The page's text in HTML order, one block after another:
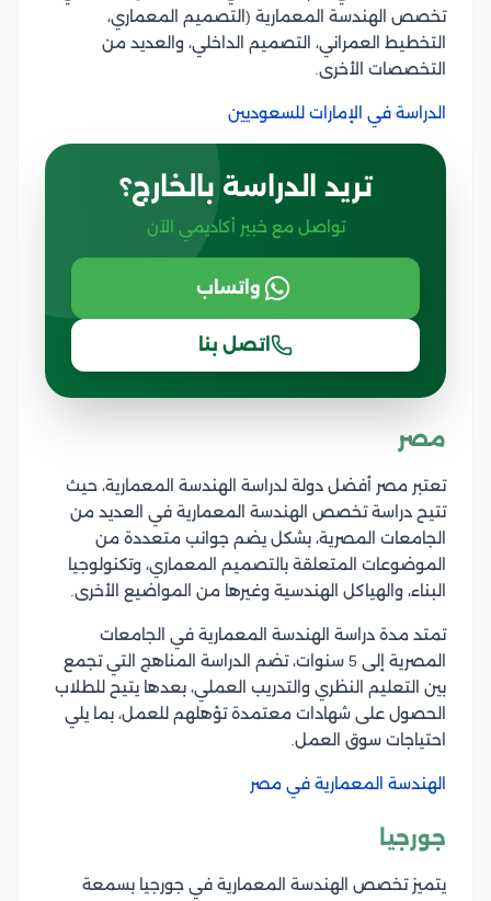
تخصص الهندسة المعمارية (التصميم المعماري،
التخطيط العمراني، التصميم الداخلي، والعديد من
التخصصات الأخرى.
الدراسة في الإمارات للسعوديين
تريد الدراسة بالخارج؟
تواصل مع خبير أكاديمي الآن
واتساب
اتصل بنا
مصر
تعتبر مصر أفضل دولة لدراسة الهندسة المعمارية، حيث
تتيح دراسة تخصص الهندسة المعمارية في العديد من
الجامعات المصرية، بشكل يضم جوانب متعددة من
الموضوعات المتعلقة بالتصميم المعماري، وتكنولوجيا
البناء، والهياكل الهندسية وغيرها من المواضيع الأخرى.
تمتد مدة دراسة الهندسة المعمارية في الجامعات
المصرية إلى 5 سنوات، تضم الدراسة المناهج التي تجمع
بين التعليم النظري والتدريب العملي، بعدها يتيح للطلاب
الحصول على شهادات معتمدة تؤهلهم للعمل، بما يلي
احتياجات سوق العمل.
الهندسة المعمارية في مصر
جورجيا
يتميز تخصص الهندسة المعمارية في جورجيا بسمعة